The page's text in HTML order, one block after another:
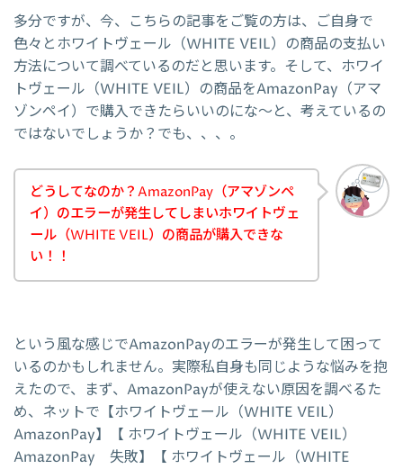
多分ですが、今、こちらの記事をご覧の方は、ご自身で
色々とホワイトヴェール（WHITE VEIL）の商品の支払い
方法について調べているのだと思います。そして、ホワイ
トヴェール（WHITE VEIL）の商品をAmazonPay（アマ
ゾンペイ）で購入できたらいいのにな～と、考えているの
ではないでしょうか？でも、、、。
どうしてなのか？AmazonPay（アマゾンペ
イ）のエラーが発生してしまいホワイトヴェ
ール（WHITE VEIL）の商品が購入できな
い！！
という風な感じでAmazonPayのエラーが発生して困って
いるのかもしれません。実際私自身も同じような悩みを抱
えたので、まず、AmazonPayが使えない原因を調べるた
め、ネットで【ホワイトヴェール（WHITE VEIL）
AmazonPay】【 ホワイトヴェール（WHITE VEIL）
AmazonPay 失敗】【 ホワイトヴェール（WHITE